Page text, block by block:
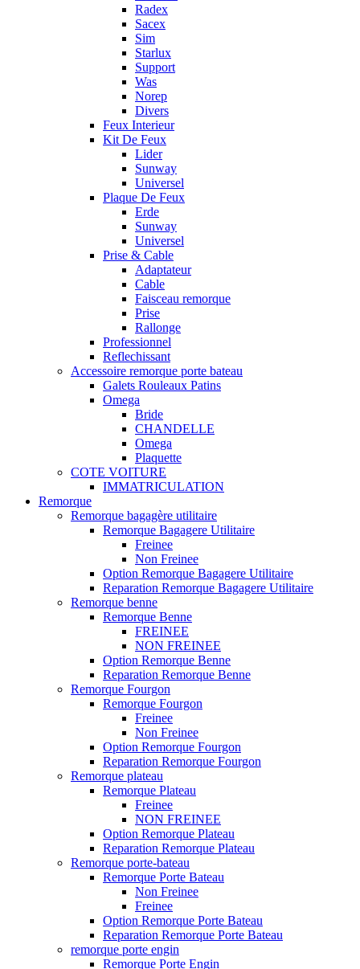
Radex
Sacex
Sim
Starlux
Support
Was
Norep
Divers
Feux Interieur
Kit De Feux
Lider
Sunway
Universel
Plaque De Feux
Erde
Sunway
Universel
Prise & Cable
Adaptateur
Cable
Faisceau remorque
Prise
Rallonge
Professionnel
Reflechissant
Accessoire remorque porte bateau
Galets Rouleaux Patins
Omega
Bride
CHANDELLE
Omega
Plaquette
COTE VOITURE
IMMATRICULATION
Remorque
Remorque bagagère utilitaire
Remorque Bagagere Utilitaire
Freinee
Non Freinee
Option Remorque Bagagere Utilitaire
Reparation Remorque Bagagere Utilitaire
Remorque benne
Remorque Benne
FREINEE
NON FREINEE
Option Remorque Benne
Reparation Remorque Benne
Remorque Fourgon
Remorque Fourgon
Freinee
Non Freinee
Option Remorque Fourgon
Reparation Remorque Fourgon
Remorque plateau
Remorque Plateau
Freinee
NON FREINEE
Option Remorque Plateau
Reparation Remorque Plateau
Remorque porte-bateau
Remorque Porte Bateau
Non Freinee
Freinee
Option Remorque Porte Bateau
Reparation Remorque Porte Bateau
remorque porte engin
Remorque Porte Engin